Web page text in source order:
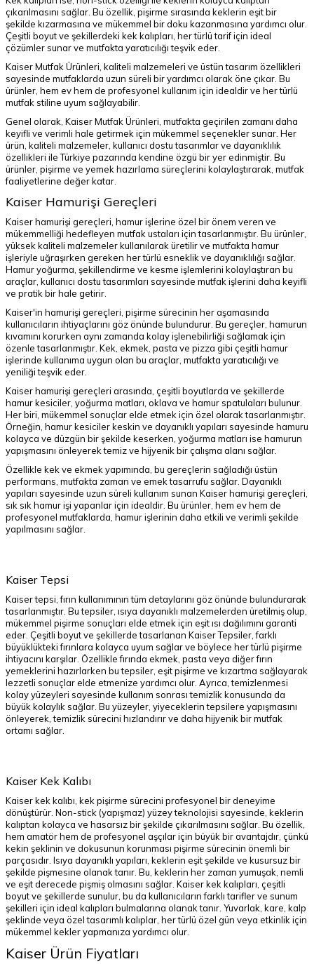
çıkarılmasını sağlar. Bu özellik, pişirme sırasında keklerin eşit bir
şekilde kızarmasına ve mükemmel bir doku kazanmasına yardımcı olur.
Çeşitli boyut ve şekillerdeki kek kalıpları, her türlü tarif için ideal
çözümler sunar ve mutfakta yaratıcılığı teşvik eder.
Kaiser Mutfak Ürünleri, kaliteli malzemeleri ve üstün tasarım özellikleri
sayesinde mutfaklarda uzun süreli bir yardımcı olarak öne çıkar. Bu
ürünler, hem ev hem de profesyonel kullanım için idealdir ve her türlü
mutfak stiline uyum sağlayabilir.
Genel olarak, Kaiser Mutfak Ürünleri, mutfakta geçirilen zamanı daha
keyifli ve verimli hale getirmek için mükemmel seçenekler sunar. Her
ürün, kaliteli malzemeler, kullanıcı dostu tasarımlar ve dayanıklılık
özellikleri ile Türkiye pazarında kendine özgü bir yer edinmiştir. Bu
ürünler, pişirme ve yemek hazırlama süreçlerini kolaylaştırarak, mutfak
faaliyetlerine değer katar.
Kaiser Hamurişi Gereçleri
Kaiser hamurişi gereçleri, hamur işlerine özel bir önem veren ve
mükemmelliği hedefleyen mutfak ustaları için tasarlanmıştır. Bu ürünler,
yüksek kaliteli malzemeler kullanılarak üretilir ve mutfakta hamur
işleriyle uğraşırken gereken her türlü esneklik ve dayanıklılığı sağlar.
Hamur yoğurma, şekillendirme ve kesme işlemlerini kolaylaştıran bu
araçlar, kullanıcı dostu tasarımları sayesinde mutfak işlerini daha keyifli
ve pratik bir hale getirir.
Kaiser'in hamurişi gereçleri, pişirme sürecinin her aşamasında
kullanıcıların ihtiyaçlarını göz önünde bulundurur. Bu gereçler, hamurun
kıvamını korurken aynı zamanda kolay işlenebilirliği sağlamak için
özenle tasarlanmıştır. Kek, ekmek, pasta ve pizza gibi çeşitli hamur
işlerinde kullanıma uygun olan bu araçlar, mutfakta yaratıcılığı ve
yeniliği teşvik eder.
Kaiser hamurişi gereçleri arasında, çeşitli boyutlarda ve şekillerde
hamur kesiciler, yoğurma matları, oklava ve hamur spatulaları bulunur.
Her biri, mükemmel sonuçlar elde etmek için özel olarak tasarlanmıştır.
Örneğin, hamur kesiciler keskin ve dayanıklı yapıları sayesinde hamuru
kolayca ve düzgün bir şekilde keserken, yoğurma matları ise hamurun
yapışmasını önleyerek temiz ve hijyenik bir çalışma alanı sağlar.
Özellikle kek ve ekmek yapımında, bu gereçlerin sağladığı üstün
performans, mutfakta zaman ve emek tasarrufu sağlar. Dayanıklı
yapıları sayesinde uzun süreli kullanım sunan Kaiser hamurişi gereçleri,
sık sık hamur işi yapanlar için idealdir. Bu ürünler, hem ev hem de
profesyonel mutfaklarda, hamur işlerinin daha etkili ve verimli şekilde
yapılmasını sağlar.
Kaiser Tepsi
Kaiser tepsi, fırın kullanımının tüm detaylarını göz önünde bulundurarak
tasarlanmıştır. Bu tepsiler, ısıya dayanıklı malzemelerden üretilmiş olup,
mükemmel pişirme sonuçları elde etmek için eşit ısı dağılımını garanti
eder. Çeşitli boyut ve şekillerde tasarlanan Kaiser Tepsiler, farklı
büyüklükteki fırınlara kolayca uyum sağlar ve böylece her türlü pişirme
ihtiyacını karşılar. Özellikle fırında ekmek, pasta veya diğer fırın
yemeklerini hazırlarken bu tepsiler, eşit pişirme ve kızartma sağlayarak
lezzetli sonuçlar elde etmenize yardımcı olur. Ayrıca, temizlenmesi
kolay yüzeyleri sayesinde kullanım sonrası temizlik konusunda da
büyük kolaylık sağlar. Bu yüzeyler, yiyeceklerin tepsilere yapışmasını
önleyerek, temizlik sürecini hızlandırır ve daha hijyenik bir mutfak
ortamı sağlar.
Kaiser Kek Kalıbı
Kaiser kek kalıbı, kek pişirme sürecini profesyonel bir deneyime
dönüştürür. Non-stick (yapışmaz) yüzey teknolojisi sayesinde, keklerin
kalıptan kolayca ve hasarsız bir şekilde çıkarılmasını sağlar. Bu özellik,
hem amatör hem de profesyonel aşçılar için büyük bir avantajdır, çünkü
kekin şeklinin ve dokusunun korunması pişirme sürecinin önemli bir
parçasıdır. Isıya dayanıklı yapıları, keklerin eşit şekilde ve kusursuz bir
şekilde pişmesine olanak tanır. Bu, keklerin her zaman yumuşak, nemli
ve eşit derecede pişmiş olmasını sağlar. Kaiser kek kalıpları, çeşitli
boyut ve şekillerde sunulur, bu da kullanıcıların farklı tarifler ve sunum
şekilleri için ideal kalıpları bulmalarına olanak tanır. Yuvarlak, kare, kalp
şeklinde veya özel tasarımlı kalıplar, her türlü özel gün veya etkinlik için
mükemmel kekler yapmanıza yardımcı olur.
Kaiser Ürün Fiyatları